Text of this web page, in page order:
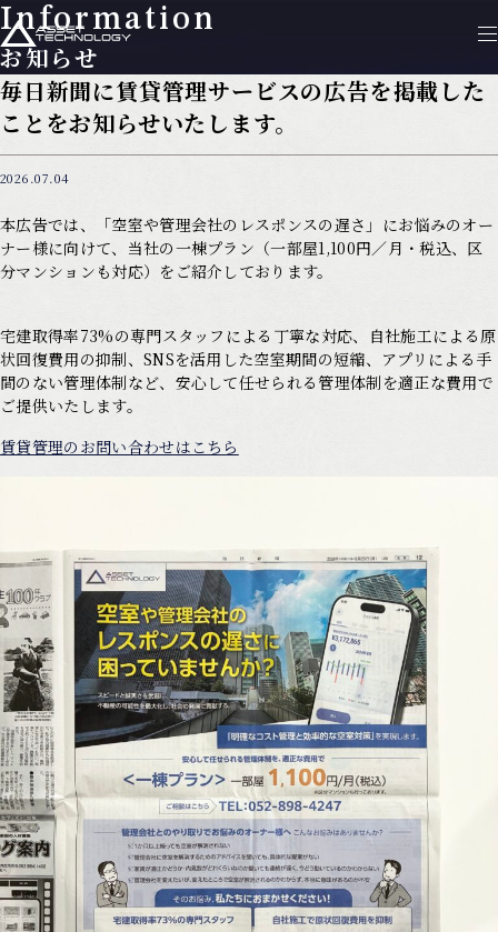
Information
お知らせ
毎日新聞に賃貸管理サービスの広告を掲載した
ことをお知らせいたします。
2026.07.04
本広告では、「空室や管理会社のレスポンスの遅さ」にお悩みのオー
ナー様に向けて、当社の一棟プラン（一部屋1,100円／月・税込、区
分マンションも対応）をご紹介しております。
宅建取得率73%の専門スタッフによる丁寧な対応、自社施工による原
状回復費用の抑制、SNSを活用した空室期間の短縮、アプリによる手
間のない管理体制など、安心して任せられる管理体制を適正な費用で
ご提供いたします。
賃貸管理のお問い合わせはこちら